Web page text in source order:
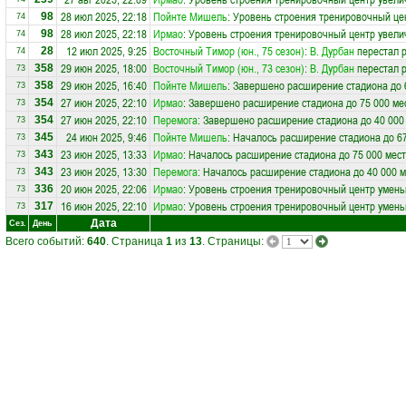
74 98 28 июл 2025, 22:18 Пойнте Мишель: Уровень строения тренировочный
74 98 28 июл 2025, 22:18 Ирмао: Уровень строения тренировочный центр
74 28 12 июл 2025, 9:25 Восточный Тимор (юн., 75 сезон): В. Дурбанперестал
73 358 29 июн 2025, 18:00 Восточный Тимор (юн., 73 сезон): В. Дурбанперестал
73 358 29 июн 2025, 16:40 Пойнте Мишель: Завершено расширение стадиона до
73 354 27 июн 2025, 22:10 Ирмао: Завершено расширение стадиона до 75 000
73 354 27 июн 2025, 22:10 Перемога: Завершено расширение стадиона до 40
73 345 24 июн 2025, 9:46 Пойнте Мишель: Началось расширение стадиона до
73 343 23 июн 2025, 13:33 Ирмао: Началось расширение стадиона до 75 000 мест
73 343 23 июн 2025, 13:30 Перемога: Началось расширение стадиона до 40 000
73 336 20 июн 2025, 22:06 Ирмао: Уровень строения тренировочный центр
73 317 16 июн 2025, 22:10 Ирмао: Уровень строения тренировочный центр
Сез. День
Дата
Всего событий: 640. Страница 1 из 13. Страницы: